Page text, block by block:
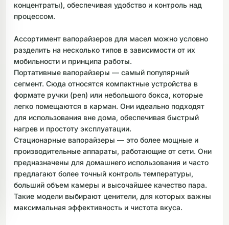
концентраты), обеспечивая удобство и контроль над
процессом.
Ассортимент вапорайзеров для масел можно условно
разделить на несколько типов в зависимости от их
мобильности и принципа работы.
Портативные вапорайзеры — самый популярный
сегмент. Сюда относятся компактные устройства в
формате ручки (pen) или небольшого бокса, которые
легко помещаются в карман. Они идеально подходят
для использования вне дома, обеспечивая быстрый
нагрев и простоту эксплуатации.
Стационарные вапорайзеры — это более мощные и
производительные аппараты, работающие от сети. Они
предназначены для домашнего использования и часто
предлагают более точный контроль температуры,
больший объем камеры и высочайшее качество пара.
Такие модели выбирают ценители, для которых важны
максимальная эффективность и чистота вкуса.